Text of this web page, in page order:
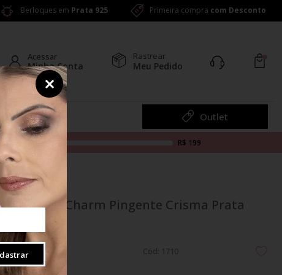
Berloques em Prata 925 Primeira compra com Desconto
Acessar
Minha Conta
Rastrear
Meu Pedido
Colar Outlet
R$ 199
Berloque Charm Pingente Crisma Prata
Cód: 1710